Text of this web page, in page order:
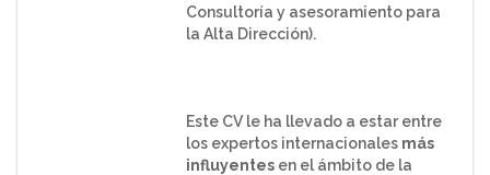
Consultoría y asesoramiento para
la Alta Dirección).
Este CV le ha llevado a estar entre
los expertos internacionales más
influyentesen el ámbito de la